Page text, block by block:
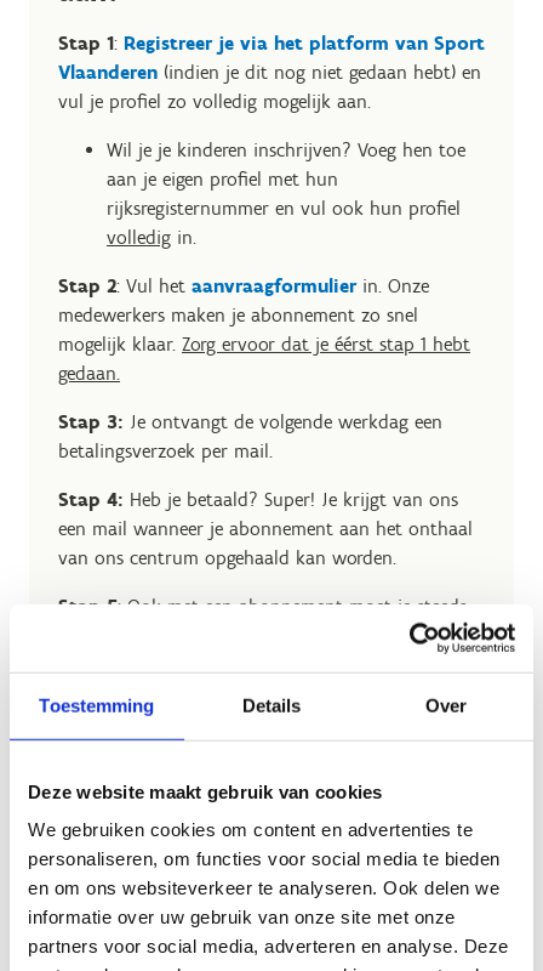
Toestemming Details Over
Deze website maakt gebruik van cookies
We gebruiken cookies om content en advertenties te
personaliseren, om functies voor social media te bieden
en om ons websiteverkeer te analyseren. Ook delen we
informatie over uw gebruik van onze site met onze
partners voor social media, adverteren en analyse. Deze
Stap 1: Registreer je via het platform van Sport
Vlaanderen (indien je dit nog niet gedaan hebt) en
vul je profiel zo volledig mogelijk aan.
Wil je je kinderen inschrijven? Voeg hen toe
aan je eigen profiel met hun
rijksregisternummer en vul ook hun profiel
volledig in.
Stap 2: Vul het aanvraagformulierin. Onze
medewerkers maken je abonnement zo snel
mogelijk klaar. Zorg ervoor dat je éérst stap 1 hebt
gedaan.
Stap 3: Je ontvangt de volgende werkdag een
betalingsverzoek per mail.
Stap 4: Heb je betaald? Super! Je krijgt van ons
een mail wanneer je abonnement aan het onthaal
van ons centrum opgehaald kan worden.
Stap 5: Ook met een abonnement moet je steeds
een squashbaan reserveren om te komen squashen
selecteer onderaan je scherm de optie
‘Abonnement gebruiken’.
dan bestaat de kans dat alle squashbanen
dan volzet zijn.
Na deze stappen kan je zorgeloos komen squashen.
Tot binnenkort!